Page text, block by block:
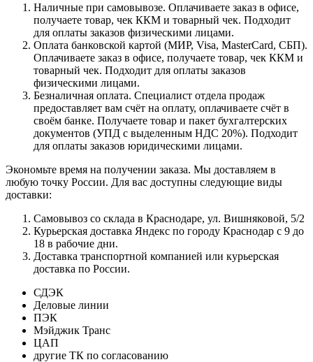
Наличные при самовывозе. Оплачиваете заказ в офисе,
получаете товар, чек ККМ и товарный чек. Подходит
для оплаты заказов физическими лицами.
Оплата банковской картой (МИР, Visa, MasterCard, СБП).
Оплачиваете заказ в офисе, получаете товар, чек ККМ и
товарный чек. Подходит для оплаты заказов
физическими лицами.
Безналичная оплата. Специалист отдела продаж
предоставляет вам счёт на оплату, оплачиваете счёт в
своём банке. Получаете товар и пакет бухгалтерских
документов (УПД с выделенным НДС 20%). Подходит
для оплаты заказов юридическими лицами.
Экономьте время на получении заказа. Мы доставляем в
любую точку России. Для вас доступны следующие виды
доставки:
Самовывоз со склада в Краснодаре, ул. Вишняковой, 5/2
Курьерская доставка Яндекс по городу Краснодар с 9 до
18 в рабочие дни.
Доставка транспортной компанией или курьерская
доставка по России.
СДЭК
Деловые линии
ПЭК
Мэйджик Транс
ЦАП
другие ТК по согласованию